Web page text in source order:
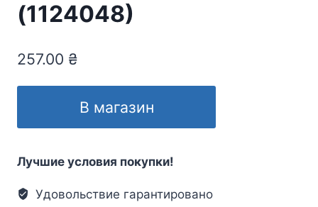
(1124048)
257.00 ₴
В магазин
Лучшие условия покупки!
Удовольствие гарантировано